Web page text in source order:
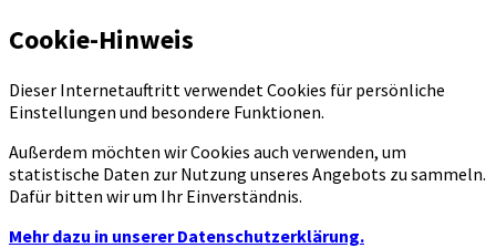
Cookie-Hinweis
Dieser Internetauftritt verwendet Cookies für persönliche
Einstellungen und besondere Funktionen.
Außerdem möchten wir Cookies auch verwenden, um
statistische Daten zur Nutzung unseres Angebots zu sammeln.
Dafür bitten wir um Ihr Einverständnis.
Mehr dazu in unserer Datenschutzerklärung.